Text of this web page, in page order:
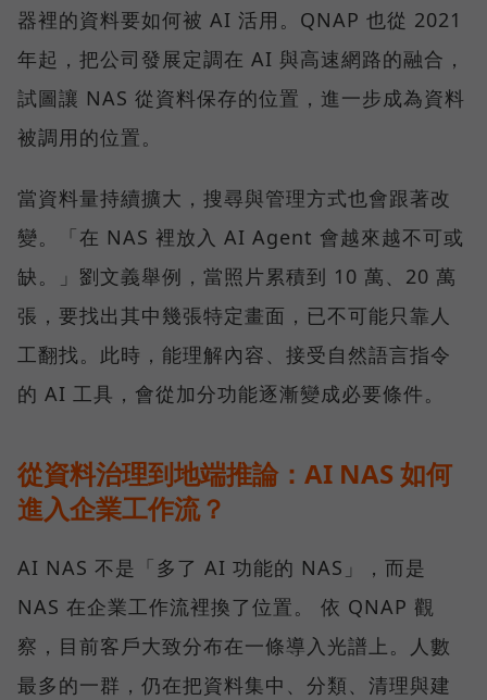
器裡的資料要如何被 AI 活用。QNAP 也從 2021
年起，把公司發展定調在 AI 與高速網路的融合，
試圖讓 NAS 從資料保存的位置，進一步成為資料
被調用的位置。
當資料量持續擴大，搜尋與管理方式也會跟著改
變。「在 NAS 裡放入 AI Agent 會越來越不可或
缺。」劉文義舉例，當照片累積到 10 萬、20 萬
張，要找出其中幾張特定畫面，已不可能只靠人
工翻找。此時，能理解內容、接受自然語言指令
的 AI 工具，會從加分功能逐漸變成必要條件。
從資料治理到地端推論：AI NAS 如何
進入企業工作流？
AI NAS 不是「多了 AI 功能的 NAS」，而是
NAS 在企業工作流裡換了位置。 依 QNAP 觀
察，目前客戶大致分布在一條導入光譜上。人數
最多的一群，仍在把資料集中、分類、清理與建